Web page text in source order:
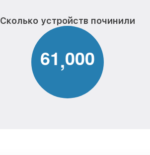
Сколько устройств починили
61,000